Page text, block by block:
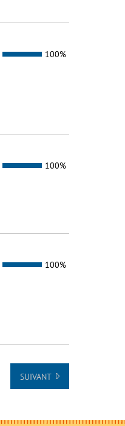
100%
100%
100%
SUIVANT